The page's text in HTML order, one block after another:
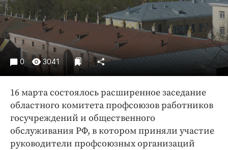
Праздники
Происшествия
Спорт
Экономика и бизнес
ПРОЕКТЫ
Блоги
Издания
Медиаперсона
Интересное чтиво
0 3041
16 марта состоялось расширенное заседание
областного комитета профсоюзов работников
госучреждений и общественного
обслуживания РФ, в котором приняли участие
руководители профсоюзных организаций